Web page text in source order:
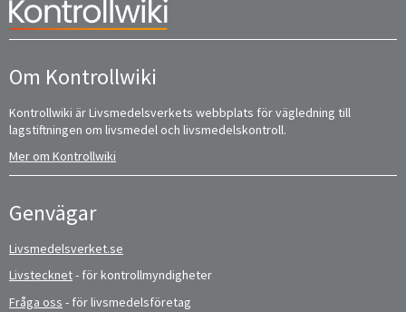
Om Kontrollwiki
Kontrollwiki är Livsmedelsverkets webbplats för vägledning till
lagstiftningen om livsmedel och livsmedelskontroll.
Mer om Kontrollwiki
Genvägar
Livsmedelsverket.se
Livstecknet- för kontrollmyndigheter
Fråga oss - för livsmedelsföretag